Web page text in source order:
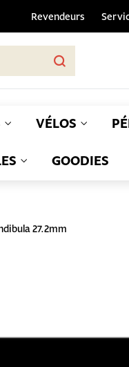
Revendeurs
VÉLOS
GOODIES
27.2mm